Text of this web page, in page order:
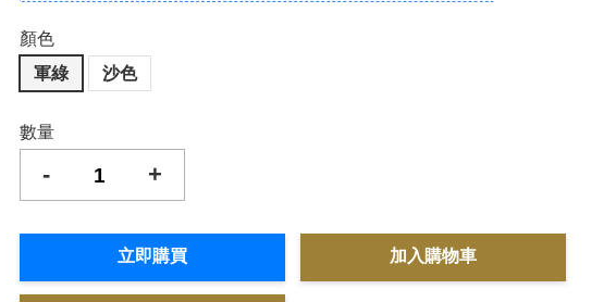
顏色
軍綠
沙色
數量
- +
立即購買 加入購物車